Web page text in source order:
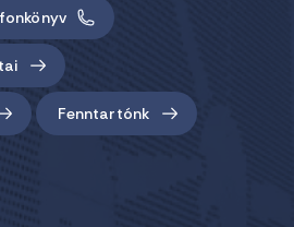
Fenntartónk